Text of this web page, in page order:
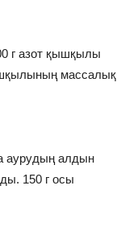
г азот қышқылы
массалық
аурудың алдын
150 г осы